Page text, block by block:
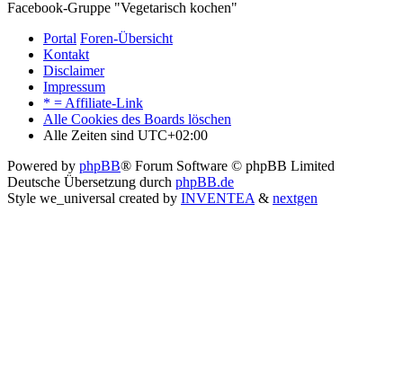
Facebook-Gruppe "Vegetarisch kochen"
Portal Foren-Übersicht
Kontakt
Disclaimer
Impressum
* = Affiliate-Link
Alle Cookies des Boards löschen
Alle Zeiten sind UTC+02:00
Powered by phpBB® Forum Software © phpBB Limited
Deutsche Übersetzung durch phpBB.de
Style we_universal created by INVENTEA & nextgen